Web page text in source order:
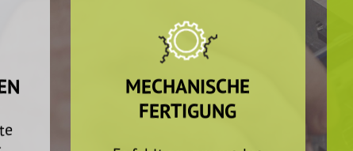
MECHANISCHE
FERTIGUNG